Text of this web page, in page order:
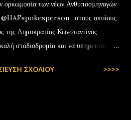
ορκωμοσία των νέων Ανθυποσμηναγών
@HAFspokesperson , στους οποίους
της Δημοκρατίας Κωνσταντίνος
σταδιοδρομία και να υπηρετούν με
— Nikos Dendias
ΣΧΟΛΊΟΥ >>>>